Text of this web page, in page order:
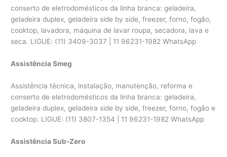
conserto de eletrodomésticos da linha branca: geladeira,
geladeira duplex, geladeira side by side, freezer, forno, fogão,
cooktop, lavadora, máquina de lavar roupa, secadora, lava e
seca. LIGUE: (11) 3409-3037 | 11 96231-1982 WhatsApp
Assistência Smeg
Assistência técnica, instalação, manutenção, reforma e
conserto de eletrodomésticos da linha branca: geladeira,
geladeira duplex, geladeira side by side, freezer, forno, fogão e
cooktop. LIGUE: (11) 3807-1354 | 11 96231-1982 WhatsApp
Assistência Sub-Zero